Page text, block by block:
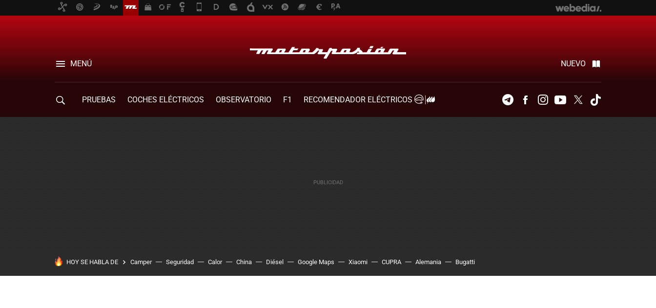
MENÚ NUEVO
PRUEBAS COCHES ELÉCTRICOS OBSERVATORIO F1
RECOMENDADOR ELÉCTRICOS
TelegramFacebookInstagramYoutubeTwitter
HOY SE HABLA DE Camper Seguridad Calor China Diésel Google Maps Xiaomi CUPRA Alemania Bugatti